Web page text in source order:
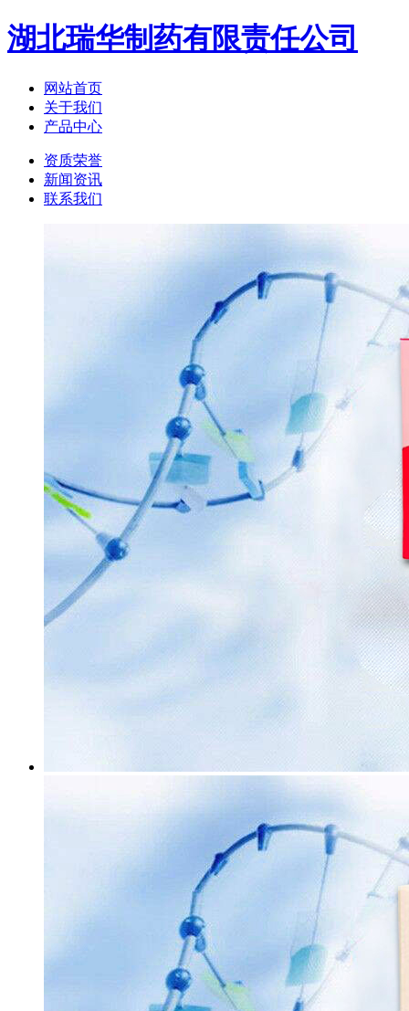
湖北瑞华制药有限责任公司
网站首页
关于我们
产品中心
资质荣誉
新闻资讯
联系我们